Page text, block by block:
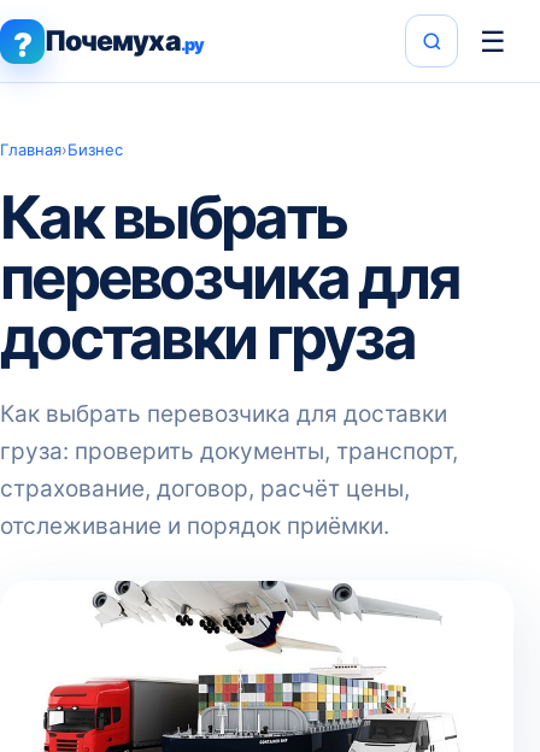
? Почемуха.ру ☰
Главная›Бизнес
Как выбрать
перевозчика для
доставки груза
Как выбрать перевозчика для доставки
груза: проверить документы, транспорт,
страхование, договор, расчёт цены,
отслеживание и порядок приёмки.